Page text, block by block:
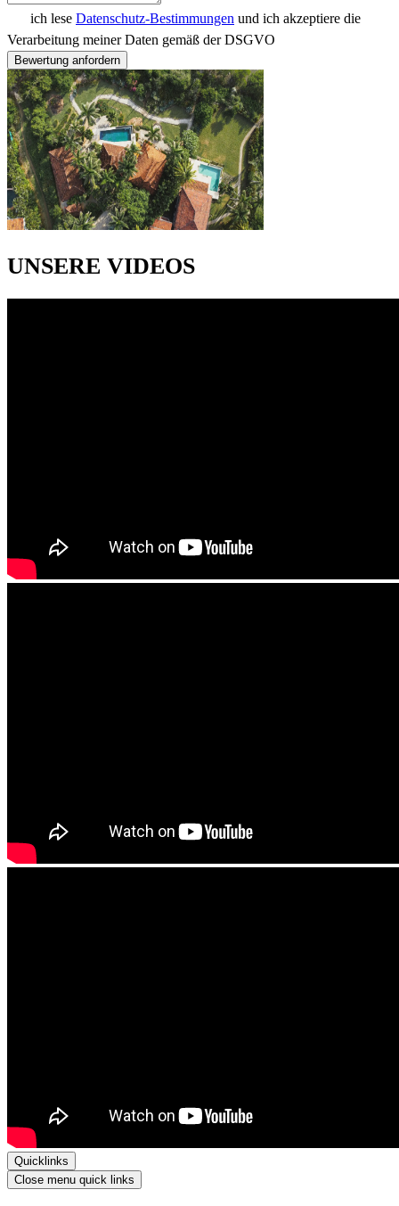
ich lese Datenschutz-Bestimmungen und ich akzeptiere die
Verarbeitung meiner Daten gemäß der DSGVO
Bewertung anfordern
UNSERE VIDEOS
Quicklinks
Close menu quick links